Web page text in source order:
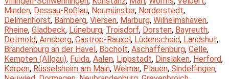
Minden, Dessau-Roßlau, Neumünster, Norderstedt,
Delmenhorst, Bamberg, Viersen, Marburg, Wilhelmshaven,
Rheine, Gladbeck, Lüneburg, Troisdorf, Dorsten, Bayreuth,
Detmold, Arnsberg, Castrop-Rauxel , Lüdenscheid, Landshut,
Brandenburg an der Havel , Bocholt, Aschaffenburg, Celle,
Kempten (Allgäu), Fulda, Aalen, Lippstadt, Dinslaken, Herford,
Kerpen, Rüsselsheim am Main, Weimar, Plauen, Sindelfingen,